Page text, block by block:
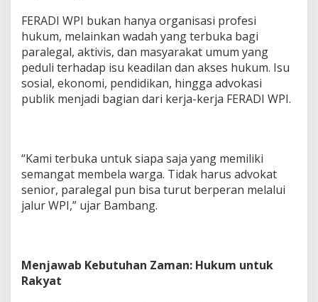
FERADI WPI bukan hanya organisasi profesi
hukum, melainkan wadah yang terbuka bagi
paralegal, aktivis, dan masyarakat umum yang
peduli terhadap isu keadilan dan akses hukum. Isu
sosial, ekonomi, pendidikan, hingga advokasi
publik menjadi bagian dari kerja-kerja FERADI WPI.
“Kami terbuka untuk siapa saja yang memiliki
semangat membela warga. Tidak harus advokat
senior, paralegal pun bisa turut berperan melalui
jalur WPI,” ujar Bambang.
Menjawab Kebutuhan Zaman: Hukum untuk
Rakyat